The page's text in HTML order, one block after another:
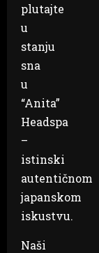
plutajte
u
stanju
sna
u
“Anita”
Headspa
–
istinski
autentičnom
japanskom
iskustvu.
Naši